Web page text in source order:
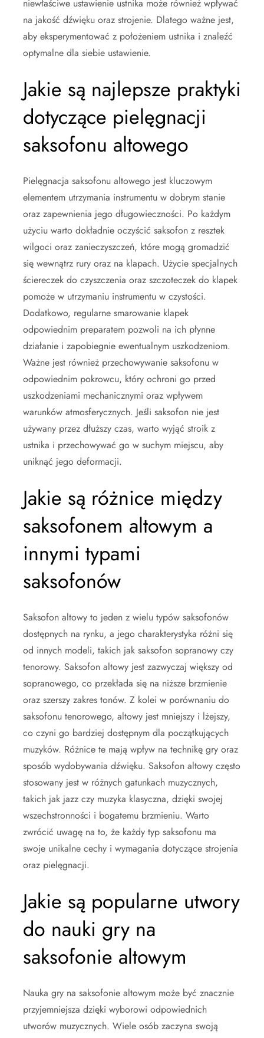
niewłaściwe ustawienie ustnika może również wpływać
na jakość dźwięku oraz strojenie. Dlatego ważne jest,
aby eksperymentować z położeniem ustnika i znaleźć
optymalne dla siebie ustawienie.
Jakie są najlepsze praktyki
dotyczące pielęgnacji
saksofonu altowego
Pielęgnacja saksofonu altowego jest kluczowym
elementem utrzymania instrumentu w dobrym stanie
oraz zapewnienia jego długowieczności. Po każdym
użyciu warto dokładnie oczyścić saksofon z resztek
wilgoci oraz zanieczyszczeń, które mogą gromadzić
się wewnątrz rury oraz na klapach. Użycie specjalnych
ściereczek do czyszczenia oraz szczoteczek do klapek
pomoże w utrzymaniu instrumentu w czystości.
Dodatkowo, regularne smarowanie klapek
odpowiednim preparatem pozwoli na ich płynne
działanie i zapobiegnie ewentualnym uszkodzeniom.
Ważne jest również przechowywanie saksofonu w
odpowiednim pokrowcu, który ochroni go przed
uszkodzeniami mechanicznymi oraz wpływem
warunków atmosferycznych. Jeśli saksofon nie jest
używany przez dłuższy czas, warto wyjąć stroik z
ustnika i przechowywać go w suchym miejscu, aby
uniknąć jego deformacji.
Jakie są różnice między
saksofonem altowym a
innymi typami
saksofonów
Saksofon altowy to jeden z wielu typów saksofonów
dostępnych na rynku, a jego charakterystyka różni się
od innych modeli, takich jak saksofon sopranowy czy
tenorowy. Saksofon altowy jest zazwyczaj większy od
sopranowego, co przekłada się na niższe brzmienie
oraz szerszy zakres tonów. Z kolei w porównaniu do
saksofonu tenorowego, altowy jest mniejszy i lżejszy,
co czyni go bardziej dostępnym dla początkujących
muzyków. Różnice te mają wpływ na technikę gry oraz
sposób wydobywania dźwięku. Saksofon altowy często
stosowany jest w różnych gatunkach muzycznych,
takich jak jazz czy muzyka klasyczna, dzięki swojej
wszechstronności i bogatemu brzmieniu. Warto
zwrócić uwagę na to, że każdy typ saksofonu ma
swoje unikalne cechy i wymagania dotyczące strojenia
oraz pielęgnacji.
Jakie są popularne utwory
do nauki gry na
saksofonie altowym
Nauka gry na saksofonie altowym może być znacznie
przyjemniejsza dzięki wyborowi odpowiednich
utworów muzycznych. Wiele osób zaczyna swoją